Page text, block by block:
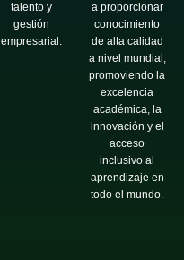
talento y
gestión
empresarial.
a proporcionar
conocimiento
de alta calidad
a nivel mundial,
promoviendo la
excelencia
académica, la
innovación y el
acceso
inclusivo al
aprendizaje en
todo el mundo.